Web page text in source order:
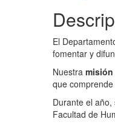
El
fomentar y
Nuestra misión
que
Durante el
Facultad de